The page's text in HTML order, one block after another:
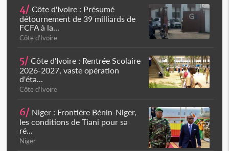
4/ Côte d'Ivoire : Présumé
détournement de 39 milliards de
FCFA à la...
Côte d'Ivoire
5/ Côte d'Ivoire : Rentrée Scolaire
2026-2027, vaste opération
d'éta...
Côte d'Ivoire
6/ Niger : Frontière Bénin-Niger,
les conditions de Tiani pour sa
ré...
Niger